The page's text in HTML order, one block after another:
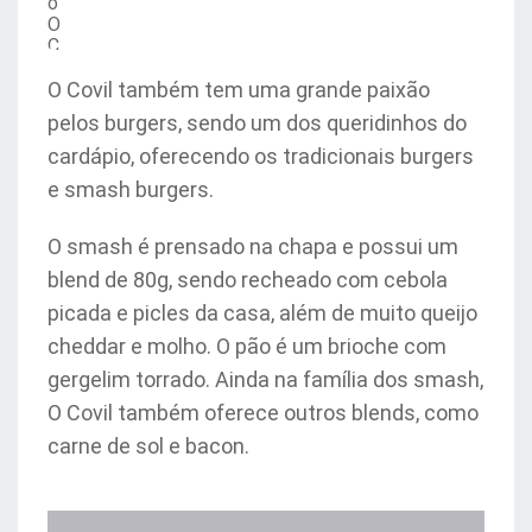
O
C
vi
O Covil também tem uma grande paixão
pelos burgers, sendo um dos queridinhos do
cardápio, oferecendo os tradicionais burgers
e smash burgers.
O smash é prensado na chapa e possui um
blend de 80g, sendo recheado com cebola
picada e picles da casa, além de muito queijo
cheddar e molho. O pão é um brioche com
gergelim torrado. Ainda na família dos smash,
O Covil também oferece outros blends, como
carne de sol e bacon.